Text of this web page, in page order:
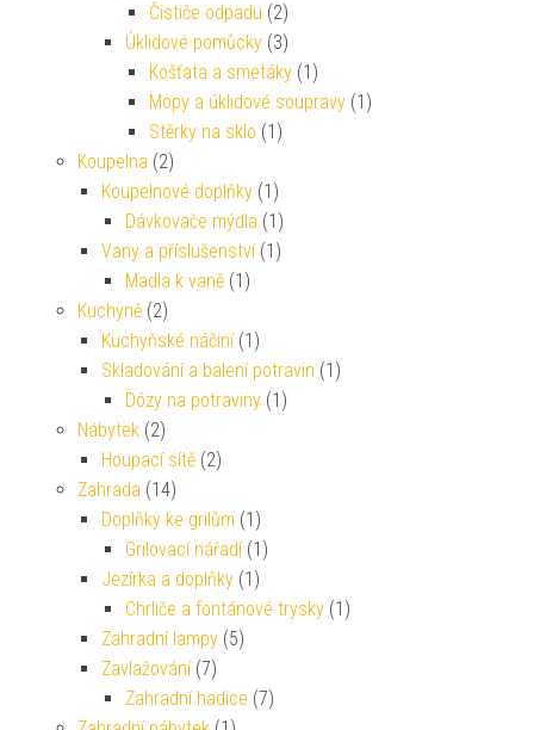
Čističe odpadu (2)
Úklidové pomůcky (3)
Košťata a smetáky (1)
Mopy a úklidové soupravy (1)
Stěrky na sklo (1)
Koupelna (2)
Koupelnové doplňky (1)
Dávkovače mýdla (1)
Vany a příslušenství (1)
Madla k vaně (1)
Kuchyně (2)
Kuchyňské náčiní (1)
Skladování a balení potravin (1)
Dózy na potraviny (1)
Nábytek (2)
Houpací sítě (2)
Zahrada (14)
Doplňky ke grilům (1)
Grilovací nářadí (1)
Jezírka a doplňky (1)
Chrliče a fontánové trysky (1)
Zahradní lampy (5)
Zavlažování (7)
Zahradní hadice (7)